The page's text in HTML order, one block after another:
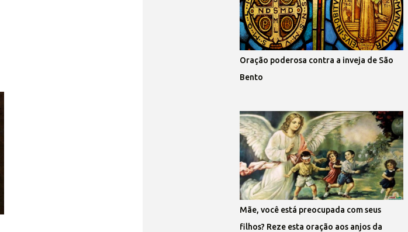
Oração poderosa contra a inveja de São
Bento
Mãe, você está preocupada com seus
filhos? Reze esta oração aos anjos da